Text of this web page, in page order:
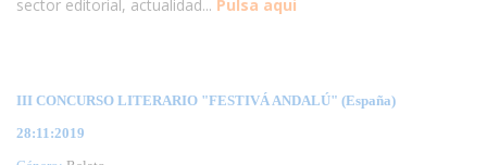
sector editorial, actualidad... Pulsa aqui
III CONCURSO LITERARIO "FESTIVÁ ANDALÚ" (España)
28:11:2019